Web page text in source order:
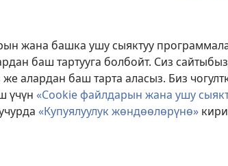
жана башка ушу сыяктуу
баш тартууга болбойт. Сиз
алардан баш тарта аласыз. Биз
үчүн «Cookie файлдарын жана ушу
«Купуялуулук жөндөөлөрүнө»